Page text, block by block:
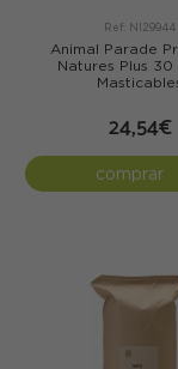
Ref: NI29944
Animal Parade
Natures Plus 30
24,54€
comprar